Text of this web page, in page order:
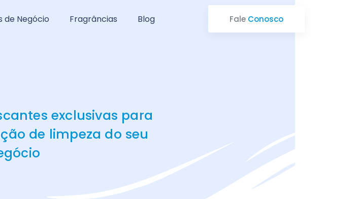
de Negócio Fragrâncias Blog Fale Conosco
exclusivas para
de limpeza do seu